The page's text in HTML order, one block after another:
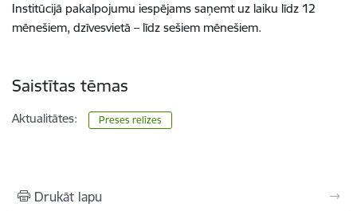
Institūcijā pakalpojumu iespējams saņemt uz laiku līdz 12
mēnešiem, dzīvesvietā – līdz sešiem mēnešiem.
Saistītas tēmas
Aktualitātes: Preses relīzes
Drukāt lapu